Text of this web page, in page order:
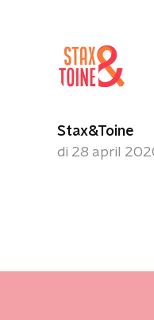
Stax&Toine
di 28 april